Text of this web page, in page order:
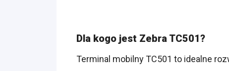
Dla kogo jest Zebra TC501?
Terminal mobilny TC501 to idealne